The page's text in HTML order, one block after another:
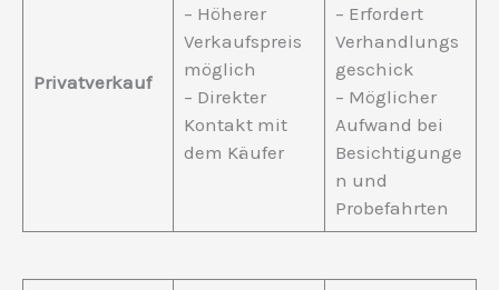
Privatverkauf
– Höherer
Verkaufspreis
möglich
– Direkter
Kontakt mit
dem Käufer
– Erfordert
Verhandlungs
geschick
– Möglicher
Aufwand bei
Besichtigunge
n und
Probefahrten